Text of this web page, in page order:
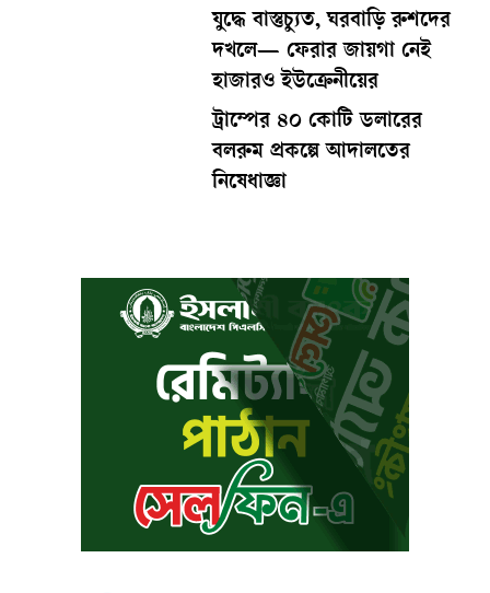
যুদ্ধে বাস্তুচ্যুত, ঘরবাড়ি রুশদের
দখলে— ফেরার জায়গা নেই
হাজারও ইউক্রেনীয়ের
ট্রাম্পের ৪০ কোটি ডলারের
বলরুম প্রকল্পে আদালতের
নিষেধাজ্ঞা